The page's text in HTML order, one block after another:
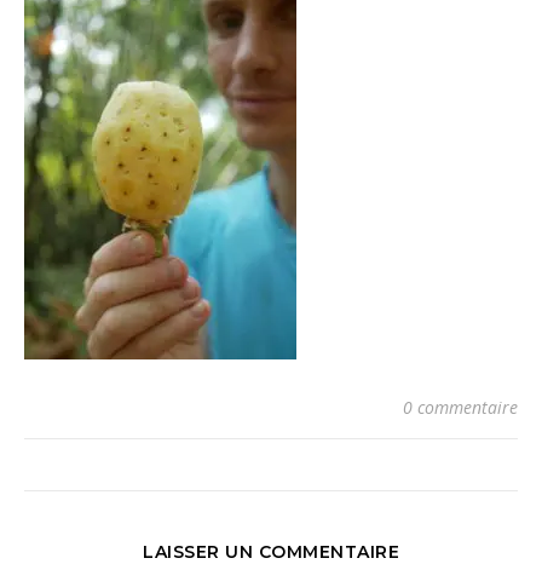
0 commentaire
LAISSER UN COMMENTAIRE